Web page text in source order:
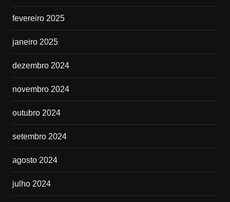
fevereiro 2025
janeiro 2025
dezembro 2024
novembro 2024
outubro 2024
setembro 2024
agosto 2024
julho 2024